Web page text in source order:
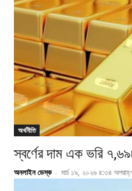
অর্থনীতি
স্বর্ণের দাম এক ভরি
অনলাইন ডেস্ক - মার্চ ১৯, ২০২৬ ৪:৩৪